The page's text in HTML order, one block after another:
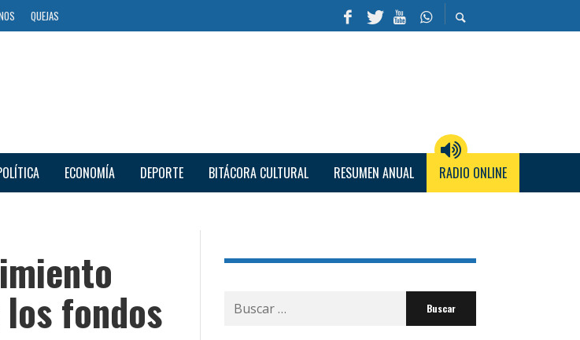
QUEJAS
ECONOMÍA DEPORTE BITÁCORA CULTURAL RESUMEN ANUAL RADIO ONLINE
fondos
Buscar
por: